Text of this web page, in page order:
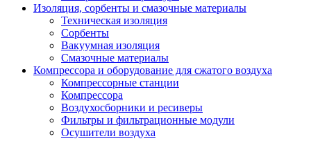
Изоляция, сорбенты и смазочные материалы
Техническая изоляция
Сорбенты
Вакуумная изоляция
Смазочные материалы
Компрессора и оборудование для сжатого воздуха
Компрессорные станции
Компрессора
Воздухосборники и ресиверы
Фильтры и фильтрационные модули
Осушители воздуха